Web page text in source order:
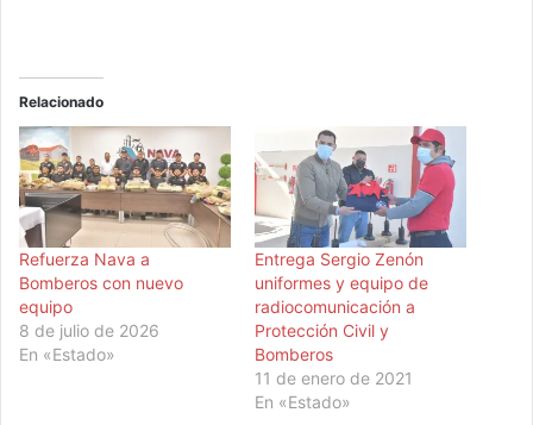
Relacionado
Refuerza Nava a
Bomberos con nuevo
equipo
8 de julio de 2026
En «Estado»
Entrega Sergio Zenón
uniformes y equipo de
radiocomunicación a
Protección Civil y
Bomberos
11 de enero de 2021
En «Estado»